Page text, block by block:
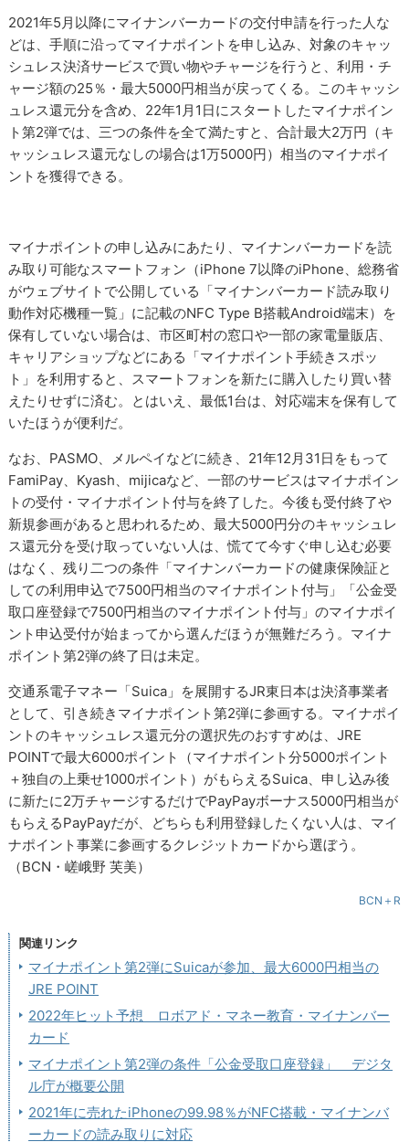
2021年5月以降にマイナンバーカードの交付申請を行った人な
どは、手順に沿ってマイナポイントを申し込み、対象のキャッ
シュレス決済サービスで買い物やチャージを行うと、利用・チ
ャージ額の25％・最大5000円相当が戻ってくる。このキャッシ
ュレス還元分を含め、22年1月1日にスタートしたマイナポイン
ト第2弾では、三つの条件を全て満たすと、合計最大2万円（キ
ャッシュレス還元なしの場合は1万5000円）相当のマイナポイ
ントを獲得できる。
マイナポイントの申し込みにあたり、マイナンバーカードを読
み取り可能なスマートフォン（iPhone 7以降のiPhone、総務省
がウェブサイトで公開している「マイナンバーカード読み取り
動作対応機種一覧」に記載のNFC Type B搭載Android端末）を
保有していない場合は、市区町村の窓口や一部の家電量販店、
キャリアショップなどにある「マイナポイント手続きスポッ
ト」を利用すると、スマートフォンを新たに購入したり買い替
えたりせずに済む。とはいえ、最低1台は、対応端末を保有して
いたほうが便利だ。
なお、PASMO、メルペイなどに続き、21年12月31日をもって
FamiPay、Kyash、mijicaなど、一部のサービスはマイナポイン
トの受付・マイナポイント付与を終了した。今後も受付終了や
新規参画があると思われるため、最大5000円分のキャッシュレ
ス還元分を受け取っていない人は、慌てて今すぐ申し込む必要
はなく、残り二つの条件「マイナンバーカードの健康保険証と
しての利用申込で7500円相当のマイナポイント付与」「公金受
取口座登録で7500円相当のマイナポイント付与」のマイナポイ
ント申込受付が始まってから選んだほうが無難だろう。マイナ
ポイント第2弾の終了日は未定。
交通系電子マネー「Suica」を展開するJR東日本は決済事業者
として、引き続きマイナポイント第2弾に参画する。マイナポイ
ントのキャッシュレス還元分の選択先のおすすめは、JRE
POINTで最大6000ポイント（マイナポイント分5000ポイント
＋独自の上乗せ1000ポイント）がもらえるSuica、申し込み後
に新たに2万チャージするだけでPayPayボーナス5000円相当が
もらえるPayPayだが、どちらも利用登録したくない人は、マイ
ナポイント事業に参画するクレジットカードから選ぼう。
（BCN・嵯峨野 芙美）
BCN＋R
関連リンク
マイナポイント第2弾にSuicaが参加、最大6000円相当の
JRE POINT
2022年ヒット予想 ロボアド・マネー教育・マイナンバー
カード
マイナポイント第2弾の条件「公金受取口座登録」 デジタ
ル庁が概要公開
2021年に売れたiPhoneの99.98％がNFC搭載・マイナンバ
ーカードの読み取りに対応